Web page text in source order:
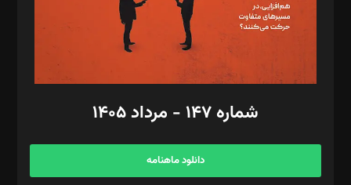
فیلمبرداری و عکاسی: امیر شفیعی، مانی لطفی زاده
گرافیک و صفحه‌آرایی: سید‌سبحان‌علی ثابت
مد‌یر توسعه تجاری: کامبیز برید‌
امور مالی: شاپور رهبری، محمد‌ کاظمی‌نیا
آگهی و مشترکین: ۰۹۱۹۹۹۹۰۴۵۴
شماره ۱۴۷ - مرداد ۱۴۰۵
دانلود ماهنامه